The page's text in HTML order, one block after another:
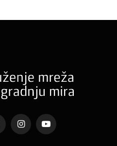
InstagramYouTube